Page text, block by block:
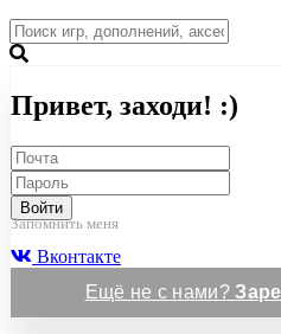
Привет, заходи! :)
Войти
Запомнить меня
Вконтакте
Ещё не с нами?